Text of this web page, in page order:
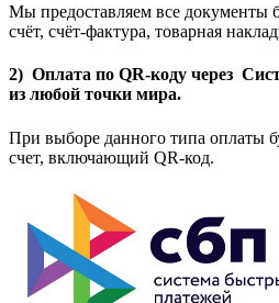
Мы предоставляем все документы
счёт, счёт-фактура, товарная
2) Оплата по QR-коду через
из любой точки мира.
При выборе данного типа оплаты
счет, включающий QR-код.